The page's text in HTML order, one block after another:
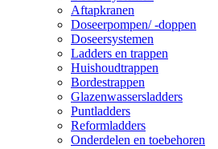
Aftapkranen
Doseerpompen/ -doppen
Doseersystemen
Ladders en trappen
Huishoudtrappen
Bordestrappen
Glazenwassersladders
Puntladders
Reformladders
Onderdelen en toebehoren